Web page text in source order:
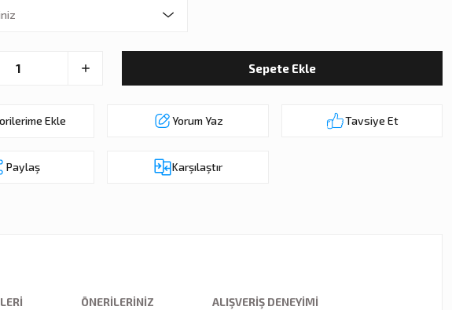
Sepete Ekle
Yorum Yaz Tavsiye Et
Paylaş Karşılaştır
ÖNERILERINIZ ALIŞVERIŞ DENEYIMI